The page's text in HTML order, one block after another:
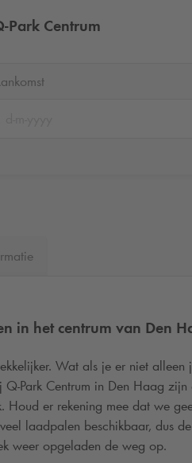
Park Centrum
in het centrum van Den
Wat als je er niet
Q-Park Centrum in Den Haag
Houd er rekening mee dat we
laadpalen beschikbaar, dus
weer opgeladen de weg op.